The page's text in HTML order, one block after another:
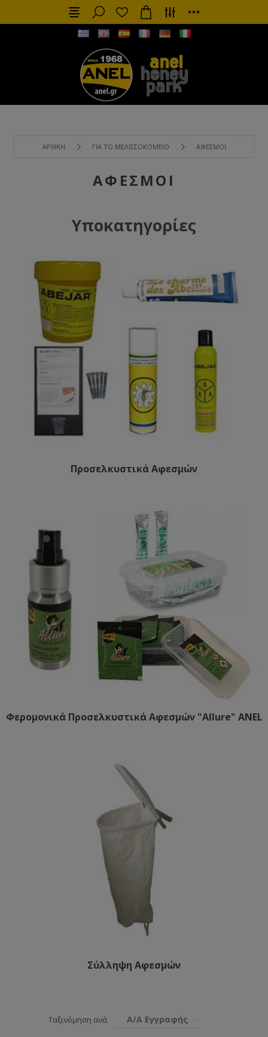
ΑΡΧΙΚΉ ΓΙΑ ΤΟ ΜΕΛΙΣΣΟΚΟΜΕΊΟ ΑΦΕΣΜΟΊ
ΑΦΕΣΜΟΊ
Υποκατηγορίες
Προσελκυστικά Αφεσμών
Φερομονικά Προσελκυστικά Αφεσμών "Allure" ANEL
Σύλληψη Αφεσμών
Ταξινόμηση ανά Α/Α Εγγραφής